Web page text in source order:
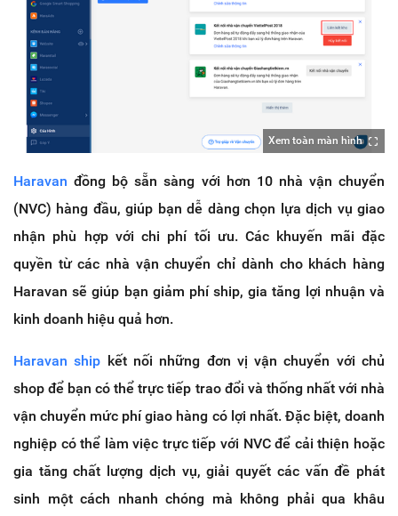
Xem toàn màn hình
Haravan đồng bộ sẵn sàng với hơn 10 nhà vận chuyển
(NVC) hàng đầu, giúp bạn dễ dàng chọn lựa dịch vụ giao
nhận phù hợp với chi phí tối ưu. Các khuyến mãi đặc
quyền từ các nhà vận chuyển chỉ dành cho khách hàng
Haravan sẽ giúp bạn giảm phí ship, gia tăng lợi nhuận và
kinh doanh hiệu quả hơn.
Haravan ship kết nối những đơn vị vận chuyển với chủ
shop để bạn có thể trực tiếp trao đổi và thống nhất với nhà
vận chuyển mức phí giao hàng có lợi nhất. Đặc biệt, doanh
nghiệp có thể làm việc trực tiếp với NVC để cải thiện hoặc
gia tăng chất lượng dịch vụ, giải quyết các vấn đề phát
sinh một cách nhanh chóng mà không phải qua khâu